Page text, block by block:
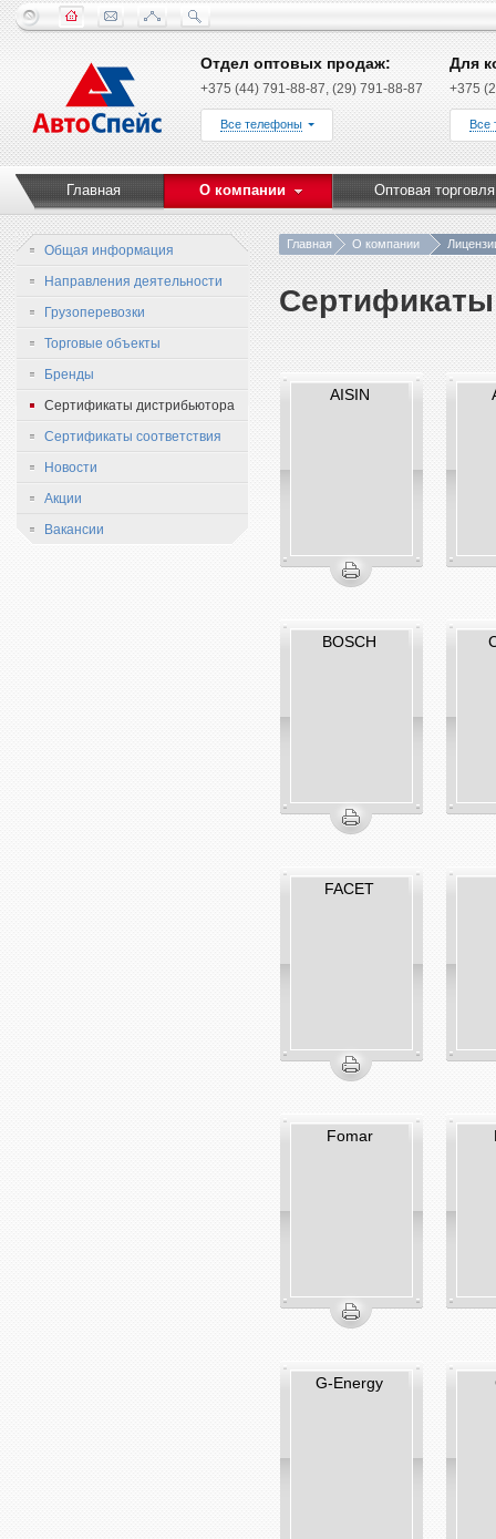
Отдел оптовых продаж:
+375 (44) 791-88-87, (29) 791-88-87
Все телефоны
Для
+375
Все
Главная О компании Оптовая торговля
Общая информация
Направления деятельности
Грузоперевозки
Торговые объекты
Бренды
Сертификаты дистрибьютора
Сертификаты соответствия
Новости
Акции
Вакансии
Главная О компании
AISIN
BOSCH
FACET
Fomar
G-Energy